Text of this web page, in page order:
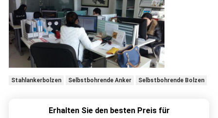
Stahlankerbolzen Selbstbohrende Anker Selbstbohrende Bolzen
Erhalten Sie den besten Preis für